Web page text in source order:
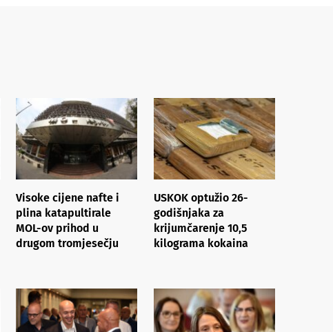
Visoke cijene nafte i
plina katapultirale
MOL-ov prihod u
drugom tromjesečju
USKOK optužio 26-
godišnjaka za
krijumčarenje 10,5
kilograma kokaina